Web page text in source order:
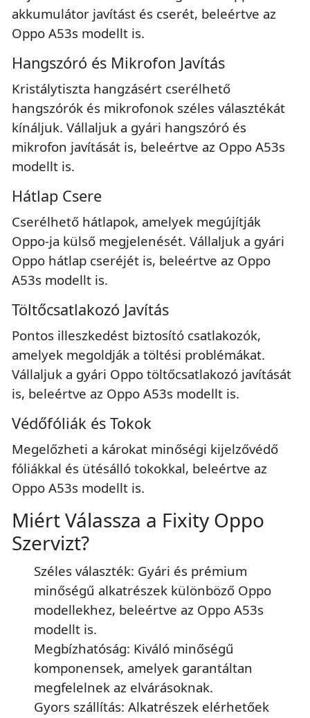
akkumulátor javítást és cserét, beleértve az
Oppo A53s modellt is.
Hangszóró és Mikrofon Javítás
Kristálytiszta hangzásért cserélhető
hangszórók és mikrofonok széles választékát
kínáljuk. Vállaljuk a gyári hangszóró és
mikrofon javítását is, beleértve az Oppo A53s
modellt is.
Hátlap Csere
Cserélhető hátlapok, amelyek megújítják
Oppo-ja külső megjelenését. Vállaljuk a gyári
Oppo hátlap cseréjét is, beleértve az Oppo
A53s modellt is.
Töltőcsatlakozó Javítás
Pontos illeszkedést biztosító csatlakozók,
amelyek megoldják a töltési problémákat.
Vállaljuk a gyári Oppo töltőcsatlakozó javítását
is, beleértve az Oppo A53s modellt is.
Védőfóliák és Tokok
Megelőzheti a károkat minőségi kijelzővédő
fóliákkal és ütésálló tokokkal, beleértve az
Oppo A53s modellt is.
Miért Válassza a Fixity Oppo
Szervizt?
Széles választék: Gyári és prémium
minőségű alkatrészek különböző Oppo
modellekhez, beleértve az Oppo A53s
modellt is.
Megbízhatóság: Kiváló minőségű
komponensek, amelyek garantáltan
megfelelnek az elvárásoknak.
Gyors szállítás: Alkatrészek elérhetőek